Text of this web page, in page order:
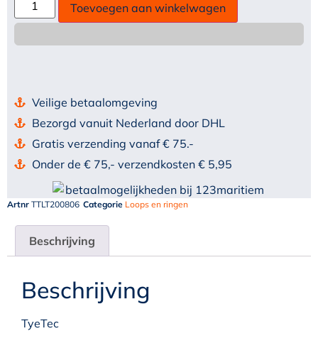
Toevoegen aan winkelwagen
Veilige betaalomgeving
Bezorgd vanuit Nederland door DHL
Gratis verzending vanaf € 75.-
Onder de € 75,- verzendkosten € 5,95
Artnr TTLT200806 Categorie Loops en ringen
Beschrijving
Beschrijving
TyeTec